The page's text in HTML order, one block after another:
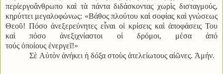
περίεργοἄνθρωπο καὶ τὰ πάντα διδάσκοντας χωρὶς δισταγμούς,
κηρύττει μεγαλοφώνως: «Βάθος πλούτου καὶ σοφίας καὶ γνώσεως
Θεοῦ! Πόσο ἀνεξερεύνητες εἶναι οἱ κρίσεις καὶ ἀποφάσεις Του
καὶ πόσο ἀνεξιχνίαστοι οἱ δρόμοι, μέσα ἀπό
τούς ὁποίους ἐνεργεῖ!»
Σὲ Αὐτὸν ἀνήκει ἡ δόξα στοὺς ἀτελείωτους αἰῶνες. Ἀμήν.